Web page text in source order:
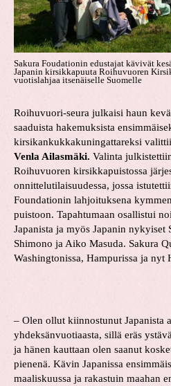
Sakura Foudationin edustajat kävivät
Japanin kirsikkapuuta Roihuvuoren
vuotislahjaa itsenäiselle Suomelle
Roihuvuori-seura julkaisi haun
saaduista hakemuksista
kirsikankukkakuningattareksi
Venla Ailasmäki. Valinta
Roihuvuoren kirsikkapuistossa
onnittelutilaisuudessa, jossa
Foundationin lahjoituksena
puistoon. Tapahtumaan osallistui
Japanista ja myös Japanin nykyiset
Shimono ja Aiko Masuda. Sakura
Washingtonissa, Hampurissa ja nyt
– Olen ollut kiinnostunut Japanista
yhdeksänvuotiaasta, sillä eräs
ja hänen kauttaan olen saanut
pienenä. Kävin Japanissa
maaliskuussa ja rakastuin maahan